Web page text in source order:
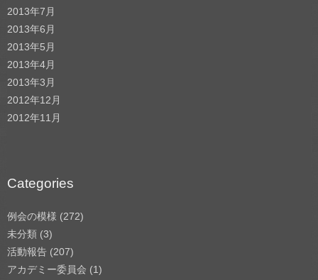
2013年7月
2013年6月
2013年5月
2013年4月
2013年3月
2012年12月
2012年11月
Categories
例会の模様 (272)
未分類 (3)
活動報告 (207)
アカデミー委員会 (1)